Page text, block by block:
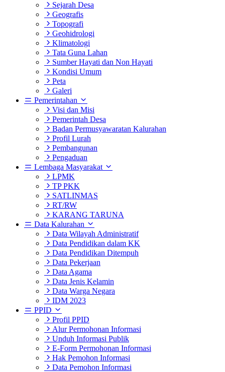
Sejarah Desa
Geografis
Topografi
Geohidrologi
Klimatologi
Tata Guna Lahan
Sumber Hayati dan Non Hayati
Kondisi Umum
Peta
Galeri
Pemerintahan
Visi dan Misi
Pemerintah Desa
Badan Permusyawaratan Kalurahan
Profil Lurah
Pembangunan
Pengaduan
Lembaga Masyarakat
LPMK
TP PKK
SATLINMAS
RT/RW
KARANG TARUNA
Data Kalurahan
Data Wilayah Administratif
Data Pendidikan dalam KK
Data Pendidikan Ditempuh
Data Pekerjaan
Data Agama
Data Jenis Kelamin
Data Warga Negara
IDM 2023
PPID
Profil PPID
Alur Permohonan Informasi
Unduh Informasi Publik
E-Form Permohonan Informasi
Hak Pemohon Informasi
Data Pemohon Informasi